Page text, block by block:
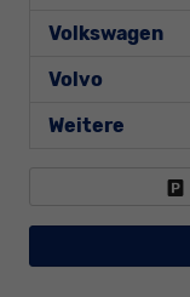
Volkswagen
Volvo
Weitere